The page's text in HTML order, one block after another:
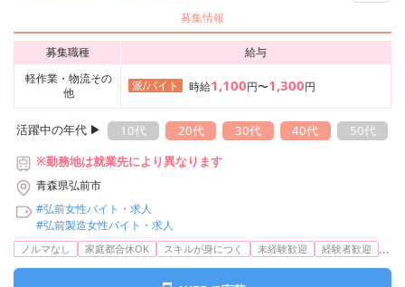
募集情報
募集職種
給与
軽作業・物流その
他
派/バイト 時給1,100円〜1,300円
活躍中の年代 ▶︎ 10代 20代 30代 40代
50代
※勤務地は就業先により異なります
青森県弘前市
#弘前女性バイト・求人
#弘前製造女性バイト・求人
ノルマなし 家庭都合休OK スキルが身につく 未経験歓迎 経験者歓迎 ...